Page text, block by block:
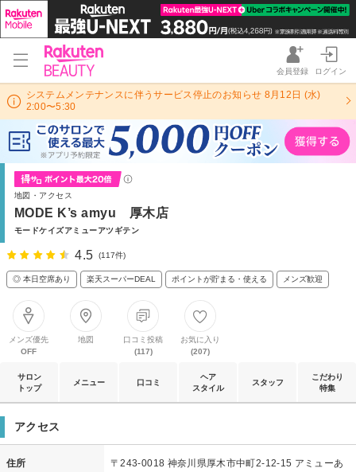
会員登録 ログイン
システムメンテナンスに伴うサービス停止のお知らせ 8月12日 (水)
2:00〜5:30
地図・アクセス
MODE K’s amyu 厚木店
モードケイズアミューアツギテン
4.5 (117件)
◎ 本日空席あり 楽天スーパーDEAL ポイントが貯まる・使える メンズ歓迎
メンズ優先
OFF
地図
口コミ投稿
(117)
お気に入り
(207)
サロン
トップ
メニュー 口コミ
ヘア
スタイル
スタッフ
こだわり
特集
アクセス
住所
〒243-0018 神奈川県厚木市中町2-12-15 アミューあ